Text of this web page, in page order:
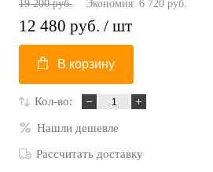
19 200 руб. Экономия: 6 720 руб.
12 480 руб. / шт
В корзину
Кол-во:
Нашли дешевле
Рассчитать доставку